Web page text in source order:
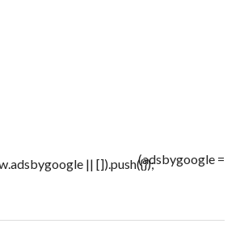
(adsbygoogle =
|| []).push({});